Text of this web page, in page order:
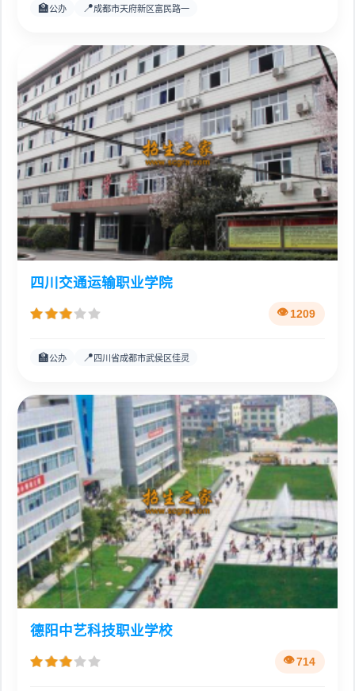
🏫公办 📍成都市天府新区富民路一
四川交通运输职业学院
1209
🏫公办 📍四川省成都市武侯区佳灵
德阳中艺科技职业学校
714